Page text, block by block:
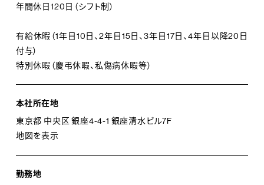
年間休日120日（シフト制）
有給休暇（1年目10日、2年目15日、3年目17日、4年目以降20日
付与）
特別休暇（慶弔休暇、私傷病休暇等）
本社所在地
東京都 中央区 銀座4-4-1 銀座清水ビル7F
地図を表示
勤務地